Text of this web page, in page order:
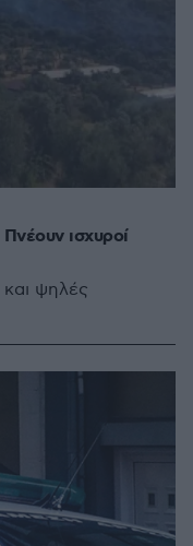
ισχυροί
ψηλές